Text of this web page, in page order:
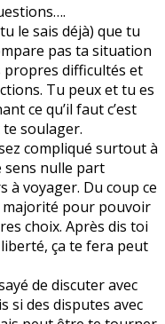
le sais déjà) que tu
pas ta situation
propres difficultés et
Tu peux et tu es
ce qu’il faut c’est
soulager.
compliqué surtout à
sens nulle part
à voyager. Du coup ce
majorité pour pouvoir
choix. Après dis toi
ça te fera peut
de discuter avec
si des disputes avec